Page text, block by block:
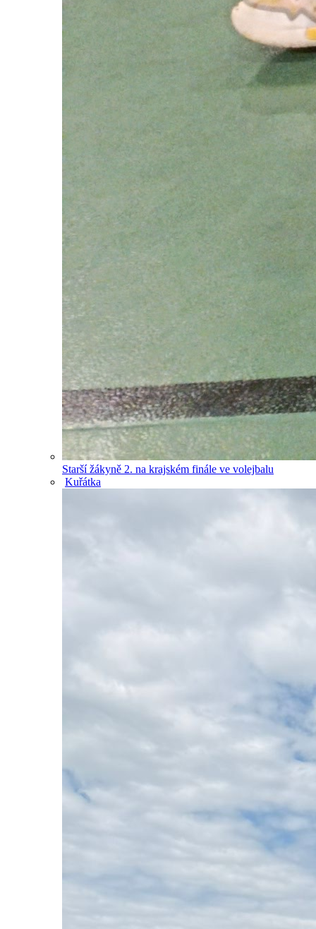
Starší žákyně 2. na krajském finále ve volejbalu
Kuřátka